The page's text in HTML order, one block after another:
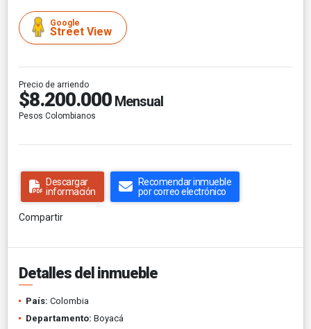
Google
Street View
Precio de arriendo
$8.200.000 Mensual
Pesos Colombianos
Descargar
información
Recomendar inmueble
por correo electrónico
Compartir
Detalles del inmueble
País: Colombia
Departamento: Boyacá